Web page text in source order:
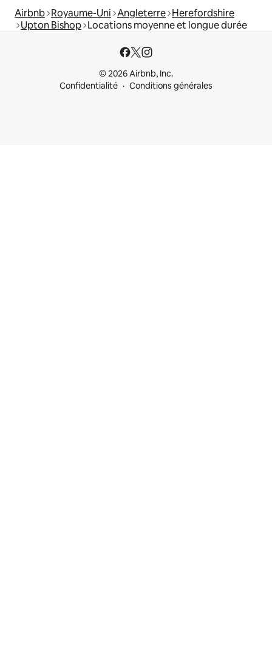
Airbnb Royaume-Uni Angleterre Herefordshire
Upton Bishop Locations moyenne et longue durée
© 2026 Airbnb, Inc.
Confidentialité
Conditions générales